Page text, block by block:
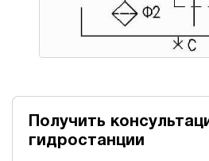
Получить
гидростанции